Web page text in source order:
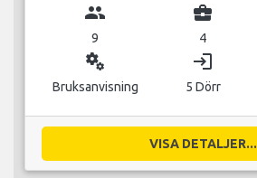
group
9
business_center
4
miscellaneous_services
Bruksanvisning
login
5 Dörr
VISA DETALJER...